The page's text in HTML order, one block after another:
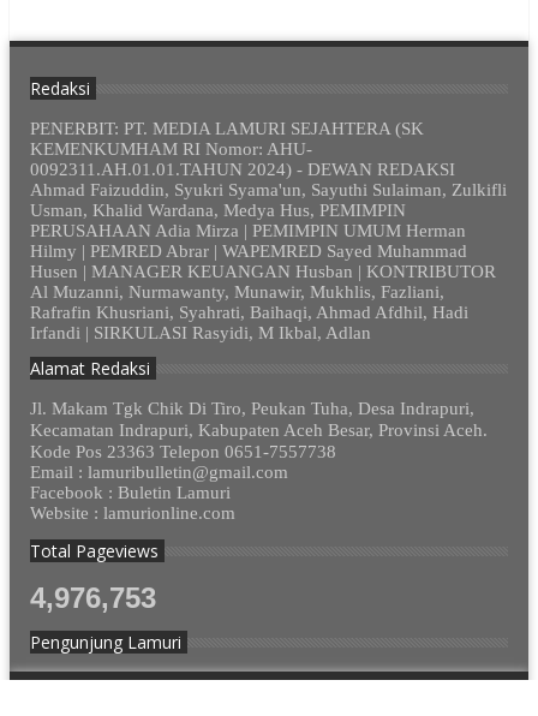
Redaksi
PENERBIT: PT. MEDIA LAMURI SEJAHTERA (SK
KEMENKUMHAM RI Nomor: AHU-
0092311.AH.01.01.TAHUN 2024) - DEWAN REDAKSI
Ahmad Faizuddin, Syukri Syama'un, Sayuthi Sulaiman, Zulkifli
Usman, Khalid Wardana, Medya Hus, PEMIMPIN
PERUSAHAAN Adia Mirza | PEMIMPIN UMUM Herman
Hilmy | PEMRED Abrar | WAPEMRED Sayed Muhammad
Husen | MANAGER KEUANGAN Husban | KONTRIBUTOR
Al Muzanni, Nurmawanty, Munawir, Mukhlis, Fazliani,
Rafrafin Khusriani, Syahrati, Baihaqi, Ahmad Afdhil, Hadi
Irfandi | SIRKULASI Rasyidi, M Ikbal, Adlan
Alamat Redaksi
Jl. Makam Tgk Chik Di Tiro, Peukan Tuha, Desa Indrapuri,
Kecamatan Indrapuri, Kabupaten Aceh Besar, Provinsi Aceh.
Kode Pos 23363 Telepon 0651-7557738
Email : lamuribulletin@gmail.com
Facebook : Buletin Lamuri
Website : lamurionline.com
Total Pageviews
4,976,753
Pengunjung Lamuri